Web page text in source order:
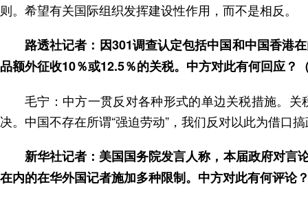
则。希望有关国际组织发挥建设性作用，而不是相反。
路透社记者：因301调查认定包括中国和中国香港
品额外征收10％或12.5％的关税。中方对此有何回应？
毛宁：中方一贯反对各种形式的单边关税措施。
决。中国不存在所谓“强迫劳动”，我们反对以此为借口
新华社记者：美国国务院发言人称，本届政府对言
在内的在华外国记者施加多种限制。中方对此有何评论